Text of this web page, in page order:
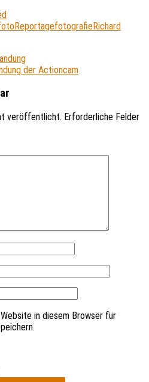
ReportagefotografieRichard
der Actioncam
veröffentlicht. Erforderliche Felder
in diesem Browser für